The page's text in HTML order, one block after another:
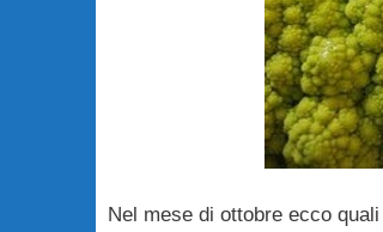
Nel mese di ottobre ecco